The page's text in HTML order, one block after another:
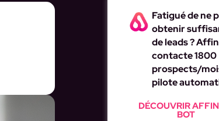
Fatigué de ne
obtenir
de leads ?
contacte 1800
prospects/
pilote
DÉCOUVRIR
BOT